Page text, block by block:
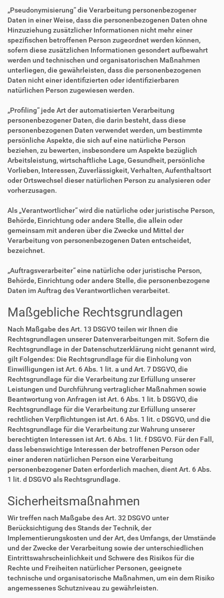
„Pseudonymisierung“ die Verarbeitung personenbezogener
Daten in einer Weise, dass die personenbezogenen Daten ohne
Hinzuziehung zusätzlicher Informationen nicht mehr einer
spezifischen betroffenen Person zugeordnet werden können,
sofern diese zusätzlichen Informationen gesondert aufbewahrt
werden und technischen und organisatorischen Maßnahmen
unterliegen, die gewährleisten, dass die personenbezogenen
Daten nicht einer identifizierten oder identifizierbaren
natürlichen Person zugewiesen werden.
„Profiling“ jede Art der automatisierten Verarbeitung
personenbezogener Daten, die darin besteht, dass diese
personenbezogenen Daten verwendet werden, um bestimmte
persönliche Aspekte, die sich auf eine natürliche Person
beziehen, zu bewerten, insbesondere um Aspekte bezüglich
Arbeitsleistung, wirtschaftliche Lage, Gesundheit, persönliche
Vorlieben, Interessen, Zuverlässigkeit, Verhalten, Aufenthaltsort
oder Ortswechsel dieser natürlichen Person zu analysieren oder
vorherzusagen.
Als „Verantwortlicher“ wird die natürliche oder juristische Person,
Behörde, Einrichtung oder andere Stelle, die allein oder
gemeinsam mit anderen über die Zwecke und Mittel der
Verarbeitung von personenbezogenen Daten entscheidet,
bezeichnet.
„Auftragsverarbeiter“ eine natürliche oder juristische Person,
Behörde, Einrichtung oder andere Stelle, die personenbezogene
Daten im Auftrag des Verantwortlichen verarbeitet.
Maßgebliche Rechtsgrundlagen
Nach Maßgabe des Art. 13 DSGVO teilen wir Ihnen die
Rechtsgrundlagen unserer Datenverarbeitungen mit. Sofern die
Rechtsgrundlage in der Datenschutzerklärung nicht genannt wird,
gilt Folgendes: Die Rechtsgrundlage für die Einholung von
Einwilligungen ist Art. 6 Abs. 1 lit. a und Art. 7 DSGVO, die
Rechtsgrundlage für die Verarbeitung zur Erfüllung unserer
Leistungen und Durchführung vertraglicher Maßnahmen sowie
Beantwortung von Anfragen ist Art. 6 Abs. 1 lit. b DSGVO, die
Rechtsgrundlage für die Verarbeitung zur Erfüllung unserer
rechtlichen Verpflichtungen ist Art. 6 Abs. 1 lit. c DSGVO, und die
Rechtsgrundlage für die Verarbeitung zur Wahrung unserer
berechtigten Interessen ist Art. 6 Abs. 1 lit. f DSGVO. Für den Fall,
dass lebenswichtige Interessen der betroffenen Person oder
einer anderen natürlichen Person eine Verarbeitung
personenbezogener Daten erforderlich machen, dient Art. 6 Abs.
1 lit. d DSGVO als Rechtsgrundlage.
Sicherheitsmaßnahmen
Wir treffen nach Maßgabe des Art. 32 DSGVO unter
Berücksichtigung des Stands der Technik, der
Implementierungskosten und der Art, des Umfangs, der Umstände
und der Zwecke der Verarbeitung sowie der unterschiedlichen
Eintrittswahrscheinlichkeit und Schwere des Risikos für die
Rechte und Freiheiten natürlicher Personen, geeignete
technische und organisatorische Maßnahmen, um ein dem Risiko
angemessenes Schutzniveau zu gewährleisten.